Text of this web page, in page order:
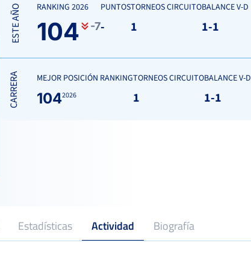
ESTE AÑO RANKING 2026
104 -7
PUNTOS
-
TORNEOS CIRCUITO
1
BALANCE V-D
1-1
CARRERA MEJOR POSICIÓN RANKING
1042026
TORNEOS CIRCUITO
1
BALANCE V-D
1-1
Estadísticas Actividad Biografía